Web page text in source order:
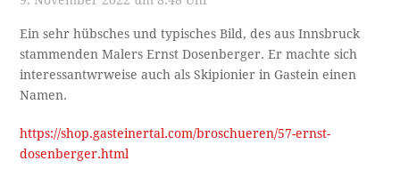
Ein sehr hübsches und typisches Bild, des aus Innsbruck
stammenden Malers Ernst Dosenberger. Er machte sich
interessantwrweise auch als Skipionier in Gastein einen
Namen.
https://shop.gasteinertal.com/broschueren/57-ernst-
dosenberger.html